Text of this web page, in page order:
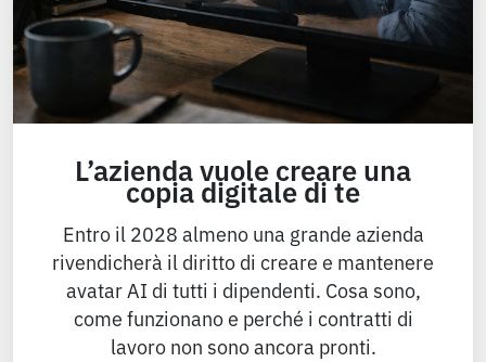
L’azienda vuole creare una
copia digitale di te
Entro il 2028 almeno una grande azienda
rivendicherà il diritto di creare e mantenere
avatar AI di tutti i dipendenti. Cosa sono,
come funzionano e perché i contratti di
lavoro non sono ancora pronti.